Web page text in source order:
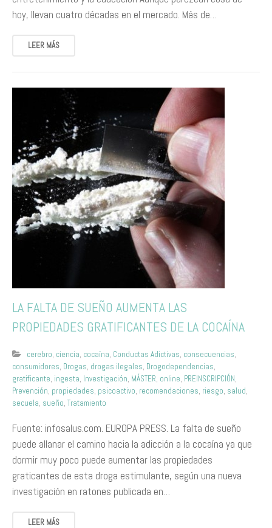
hoy, llevan cuatro décadas en el mercado. Más de…
LEER MÁS
LA FALTA DE SUEÑO AUMENTA LAS
PROPIEDADES GRATIFICANTES DE LA COCAÍNA
cerebro, ciencia, cocaína, Conductas Adictivas, consecuencias,
consumidores, Drogas, drogas ilegales, Drogodependencias,
gratificante, ingesta, Investigación, MÁSTER, online, PREINSCRIPCIÓN,
Prevención, propiedades, psicoactivo, recomendaciones, riesgo, salud,
secuela, sueño, Tratamiento
Fuente: infosalus.com. EUROPA PRESS. La falta de sueño
puede allanar el camino hacia la adicción a la cocaína ya que
dormir muy poco puede aumentar las propiedades
graticantes de esta droga estimulante, según una nueva
investigación en ratones publicada en…
LEER MÁS